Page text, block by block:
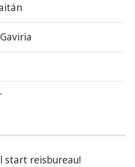
start reisbureau!